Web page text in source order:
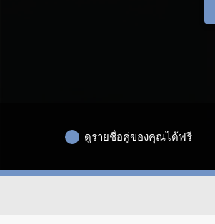
ดูรายชื่อคู่ของคุณได้ฟรี